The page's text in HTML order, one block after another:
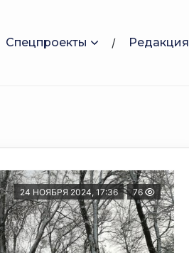
Спецпроекты Редакция
24 НОЯБРЯ 2024, 17:36 76